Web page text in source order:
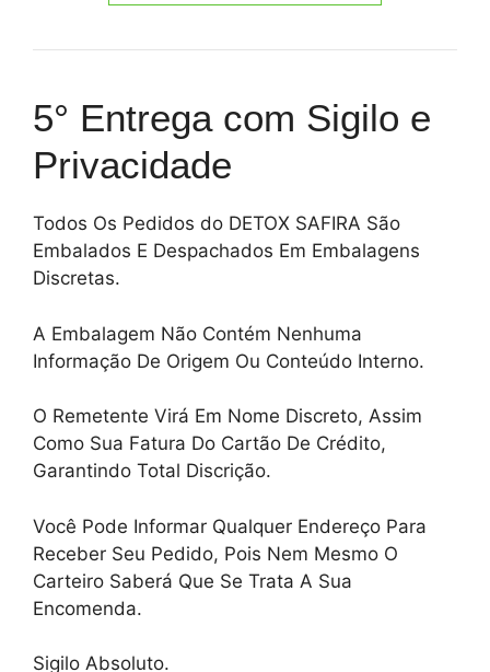
5° Entrega com Sigilo e
Privacidade
Todos Os Pedidos do DETOX SAFIRA São
Embalados E Despachados Em Embalagens
Discretas.
A Embalagem Não Contém Nenhuma
Informação De Origem Ou Conteúdo Interno.
O Remetente Virá Em Nome Discreto, Assim
Como Sua Fatura Do Cartão De Crédito,
Garantindo Total Discrição.
Você Pode Informar Qualquer Endereço Para
Receber Seu Pedido, Pois Nem Mesmo O
Carteiro Saberá Que Se Trata A Sua
Encomenda.
Sigilo Absoluto.